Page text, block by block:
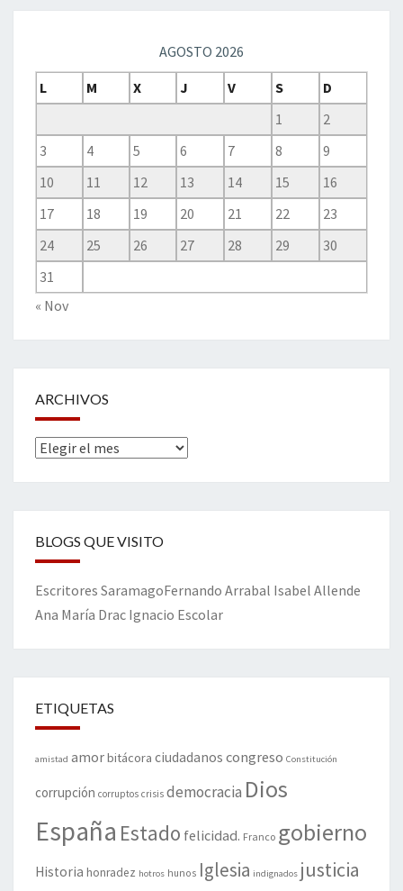
AGOSTO 2026
L
M X J V S
D
1
2
3
4 5 6 7 8
9
10
11 12 13 14 15
16
17
18 19 20 21 22
23
24
25 26 27 28 29
30
31
« Nov
ARCHIVOS
Archivos
BLOGS QUE VISITO
Escritores SaramagoFernando Arrabal Isabel Allende
Ana María Drac Ignacio Escolar
ETIQUETAS
amistad amorbitácora ciudadanos congreso Constitución
corrupción corruptos crisis democracia Dios
España Estado felicidad. Franco gobierno
Historia honradez hotros hunos Iglesia indignados justicia